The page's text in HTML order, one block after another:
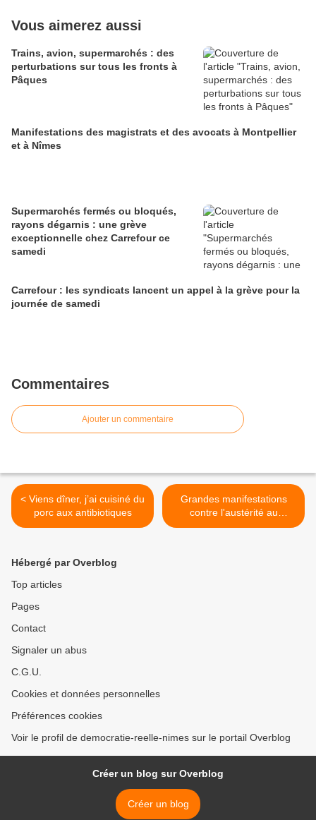
Vous aimerez aussi
Trains, avion, supermarchés : des
perturbations sur tous les fronts à
Pâques
Manifestations des magistrats et des avocats à Montpellier
et à Nîmes
Supermarchés fermés ou bloqués,
rayons dégarnis : une grève
exceptionnelle chez Carrefour ce
samedi
Carrefour : les syndicats lancent un appel à la grève pour la
journée de samedi
Commentaires
Ajouter un commentaire
< Viens dîner, j’ai cuisiné du
porc aux antibiotiques
Grandes manifestations
contre l'austérité au
Portugal >
Hébergé par Overblog
Top articles
Pages
Contact
Signaler un abus
C.G.U.
Cookies et données personnelles
Préférences cookies
Voir le profil de democratie-reelle-nimes sur le portail Overblog
Créer un blog sur Overblog
Créer un blog